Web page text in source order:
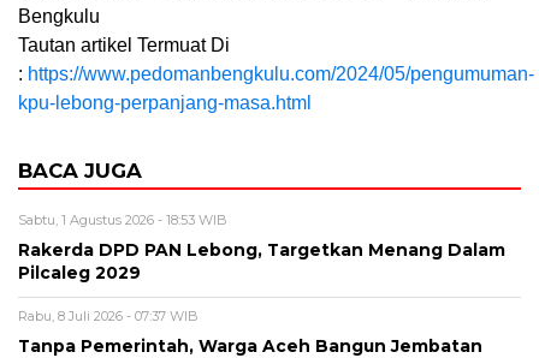
Bengkulu
Tautan artikel Termuat Di
: https://www.pedomanbengkulu.com/2024/05/pengumuman-
kpu-lebong-perpanjang-masa.html
BACA JUGA
Sabtu, 1 Agustus 2026 - 18:53 WIB
Rakerda DPD PAN Lebong, Targetkan Menang Dalam
Pilcaleg 2029
Rabu, 8 Juli 2026 - 07:37 WIB
Tanpa Pemerintah, Warga Aceh Bangun Jembatan